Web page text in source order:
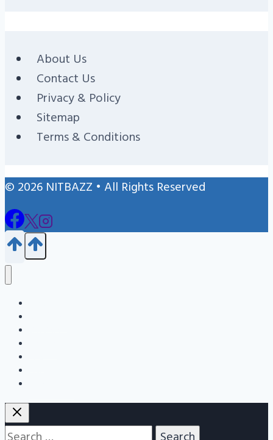
About Us
Contact Us
Privacy & Policy
Sitemap
Terms & Conditions
© 2026 NITBAZZ • All Rights Reserved
Search